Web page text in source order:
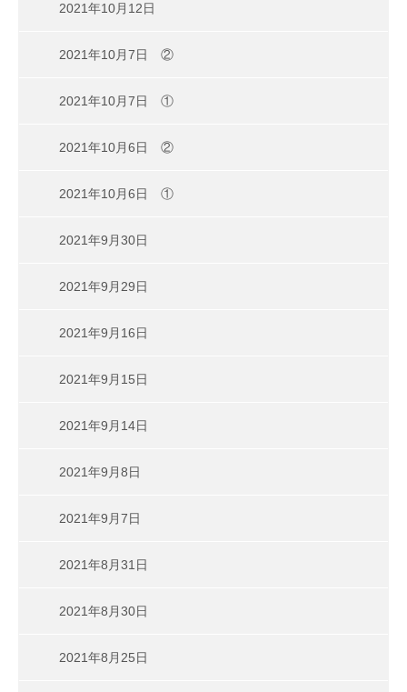
2021年10月12日
2021年10月7日 ②
2021年10月7日 ①
2021年10月6日 ②
2021年10月6日 ①
2021年9月30日
2021年9月29日
2021年9月16日
2021年9月15日
2021年9月14日
2021年9月8日
2021年9月7日
2021年8月31日
2021年8月30日
2021年8月25日